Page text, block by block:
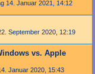
14. Januar 2021, 14:12
September 2020, 12:19
vs. Apple
Januar 2020, 15:43